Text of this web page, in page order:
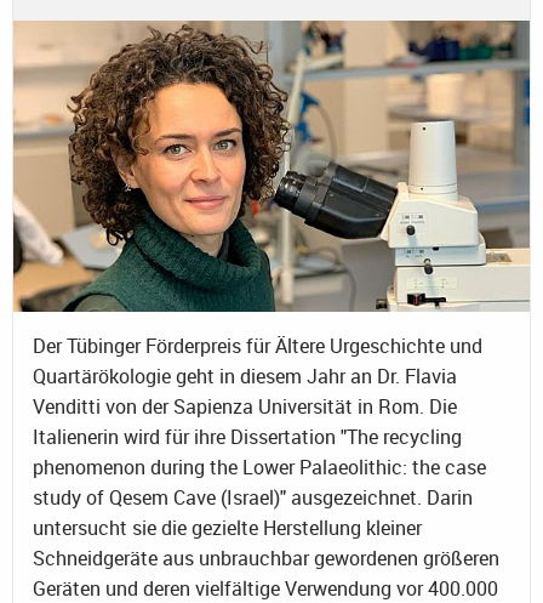
Der Tübinger Förderpreis für Ältere Urgeschichte und
Quartärökologie geht in diesem Jahr an Dr. Flavia
Venditti von der Sapienza Universität in Rom. Die
Italienerin wird für ihre Dissertation "The recycling
phenomenon during the Lower Palaeolithic: the case
study of Qesem Cave (Israel)" ausgezeichnet. Darin
untersucht sie die gezielte Herstellung kleiner
Schneidgeräte aus unbrauchbar gewordenen größeren
Geräten und deren vielfältige Verwendung vor 400.000